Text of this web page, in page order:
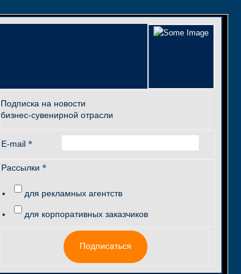
Подписка на новости
бизнес-сувенирной отрасли
E-mail *
Рассылки *
для рекламных агентств
для корпоративных заказчиков
Подписаться